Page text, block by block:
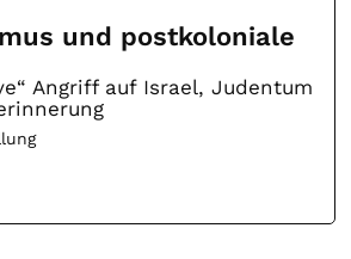
und postkoloniale
Angriff auf Israel, Judentum